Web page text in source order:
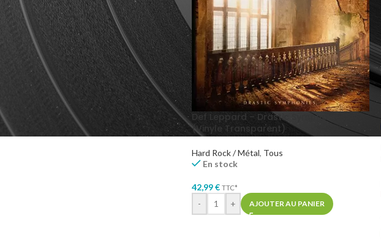
GENRES MUSICAUX
Glam Rock 1
Hard Rock 5
Rock Symphonique
Def Leppard – Drastic Symphonies
(Vinyle Transparent)
Hard Rock / Métal, Tous
En stock
42,99€ TTC*
- + AJOUTER AU PANIER